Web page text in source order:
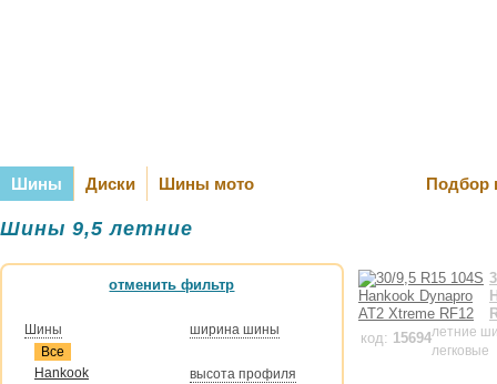
Шины Диски Шины мото Подбор
Шины 9,5 летние
отменить фильтр
Шины
Все
Hankook
ширина шины
высота профиля
код: 15694летние
легковые